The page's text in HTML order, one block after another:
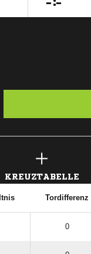
:
KREUZTABELLE
Tordifferenz
0